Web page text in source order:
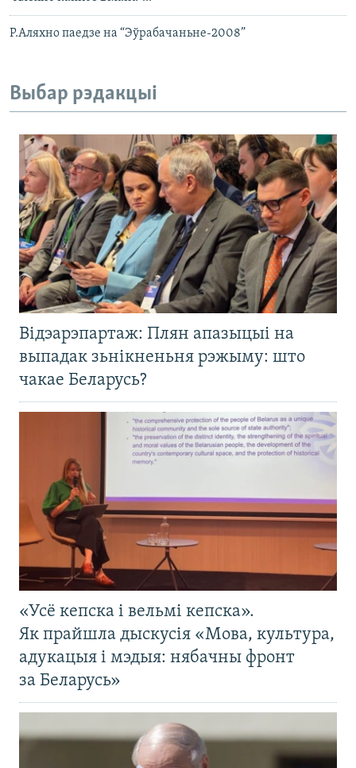
Р.Аляхно паедзе на “Эўрабачаньне-2008”
Выбар рэдакцыі
Відэарэпартаж: Плян апазыцыі на
выпадак зьнікненьня рэжыму: што
чакае Беларусь?
«Усё кепска і вельмі кепска».
Як прайшла дыскусія «Мова, культура,
адукацыя і мэдыя: нябачны фронт
за Беларусь»